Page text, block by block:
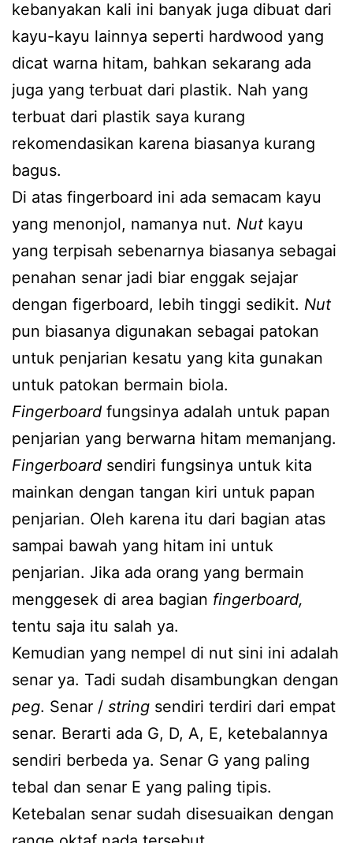
kebanyakan kali ini banyak juga dibuat dari
kayu-kayu lainnya seperti hardwood yang
dicat warna hitam, bahkan sekarang ada
juga yang terbuat dari plastik. Nah yang
terbuat dari plastik saya kurang
rekomendasikan karena biasanya kurang
bagus.
Di atas fingerboard ini ada semacam kayu
yang menonjol, namanya nut. Nut kayu
yang terpisah sebenarnya biasanya sebagai
penahan senar jadi biar enggak sejajar
dengan figerboard, lebih tinggi sedikit. Nut
pun biasanya digunakan sebagai patokan
untuk penjarian kesatu yang kita gunakan
untuk patokan bermain biola.
Fingerboard fungsinya adalah untuk papan
penjarian yang berwarna hitam memanjang.
Fingerboard sendiri fungsinya untuk kita
mainkan dengan tangan kiri untuk papan
penjarian. Oleh karena itu dari bagian atas
sampai bawah yang hitam ini untuk
penjarian. Jika ada orang yang bermain
menggesek di area bagian fingerboard,
tentu saja itu salah ya.
Kemudian yang nempel di nut sini ini adalah
senar ya. Tadi sudah disambungkan dengan
peg. Senar / string sendiri terdiri dari empat
senar. Berarti ada G, D, A, E, ketebalannya
sendiri berbeda ya. Senar G yang paling
tebal dan senar E yang paling tipis.
Ketebalan senar sudah disesuaikan dengan